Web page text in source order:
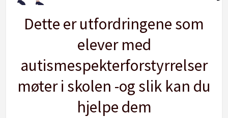
Dette er utfordringene som
elever med
autismespekterforstyrrelser
møter i skolen -og slik kan du
hjelpe dem